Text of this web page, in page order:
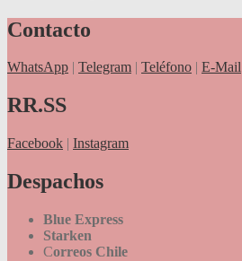
Contacto
WhatsApp | Telegram | Teléfono | E-Mail
RR.SS
Facebook | Instagram
Despachos
Blue Express
Starken
Correos Chile